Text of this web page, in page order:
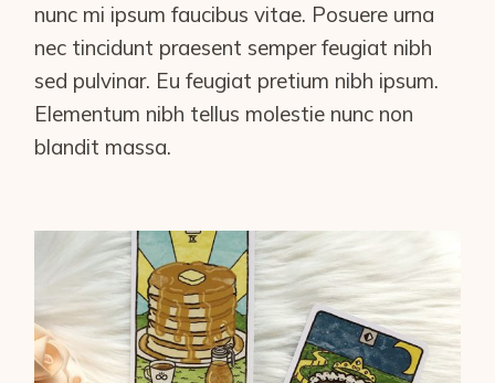
nunc mi ipsum faucibus vitae. Posuere urna
nec tincidunt praesent semper feugiat nibh
sed pulvinar. Eu feugiat pretium nibh ipsum.
Elementum nibh tellus molestie nunc non
blandit massa.